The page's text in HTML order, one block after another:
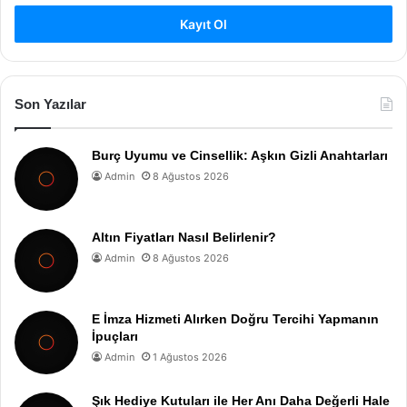
Kayıt Ol
Son Yazılar
Burç Uyumu ve Cinsellik: Aşkın Gizli Anahtarları
Admin 8 Ağustos 2026
Altın Fiyatları Nasıl Belirlenir?
Admin 8 Ağustos 2026
E İmza Hizmeti Alırken Doğru Tercihi Yapmanın
İpuçları
Admin 1 Ağustos 2026
Şık Hediye Kutuları ile Her Anı Daha Değerli Hale